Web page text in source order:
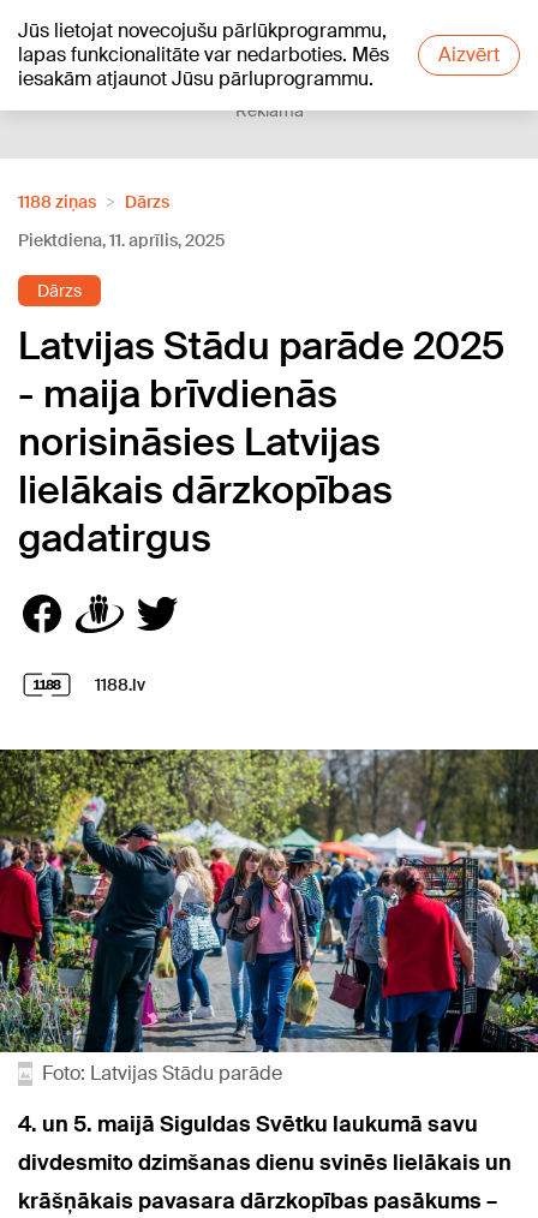
Jūs lietojat novecojušu pārlūkprogrammu,
lapas funkcionalitāte var nedarboties. Mēs
iesakām atjaunot Jūsu pārluprogrammu.
Aizvērt
+21°C
Reklāma
1188 ziņas
Dārzs
Piektdiena, 11. aprīlis, 2025
Dārzs
Latvijas Stādu parāde 2025
- maija brīvdienās
norisināsies Latvijas
lielākais dārzkopības
gadatirgus
1188.lv
Foto: Latvijas Stādu parāde
4. un 5. maijā Siguldas Svētku laukumā savu
divdesmito dzimšanas dienu svinēs lielākais un
krāšņākais pavasara dārzkopības pasākums –